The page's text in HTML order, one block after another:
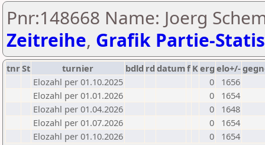
Pnr:148668 Name: Joerg
Zeitreihe, Grafik Partie-
tnrSt turnier bdld rd datumf Kerg elo+/-
Elozahl per 01.10.2025
0
1656
Elozahl per 01.01.2026
0
1654
Elozahl per 01.04.2026
0
1648
Elozahl per 01.07.2026
0
1654
Elozahl per 01.10.2026
0 1654